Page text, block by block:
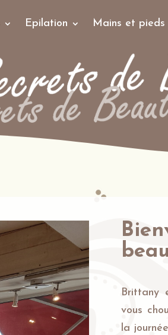
Epilation Mains et pieds
Brittany
vous
la